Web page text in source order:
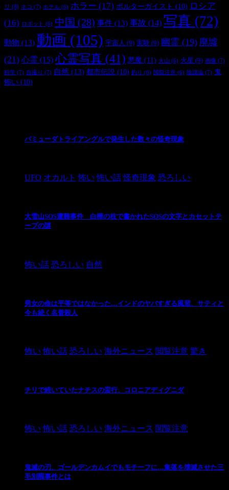
リ (8) ネコ (7) ホテル (6) ホラー (17) ポルターガイスト (10) ロシア
(16)
ロボット (6) 中国 (28) 事件 (13) 事故 (14) 写真 (72)
動物 (13) 動画 (105) 宇宙人 (9) 実験 (9) 幽霊 (19) 廃墟
(21) 心霊 (15) 心霊写真 (41) 悪魔 (11) 火山 (6) 火星 (9) 画像 (7)
科学 (7) 自撮り (7) 自然 (13) 都市伝説 (10) 釣り (6) 閲覧注意 (6) 陰謀論 (7) 鬼
怖い (10)
バミューダトライアングルで発生した数々の怪奇現象
UFO オカルト 怖い 怖い話 怪奇現象 恐ろしい
大雪山SOS遭難事件 白樺の枝で書かれたSOSの文字とカセットテ
ープの謎
怖い話 恐ろしい 自然
男女の命は平等ではなかった…インドのヤバすぎる風習、サティと
今も続く名誉殺人
怖い 怖い話 恐ろしい 海外ニュース 閲覧注意 驚き
チリで続いていたナチスの蛮行、コロニアディグニダ
怖い 怖い話 恐ろしい 海外ニュース 閲覧注意
鬼滅の刃、ゴールデンカムイでもモチーフに…集落を壊滅させた三
毛別羆事件とは